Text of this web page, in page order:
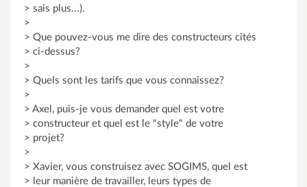
> sais plus...).
>
> Que pouvez-vous me dire des constructeurs cités
> ci-dessus?
>
> Quels sont les tarifs que vous connaissez?
>
> Axel, puis-je vous demander quel est votre
> constructeur et quel est le "style" de votre
> projet?
>
> Xavier, vous construisez avec SOGIMS, quel est
> leur manière de travailler, leurs types de